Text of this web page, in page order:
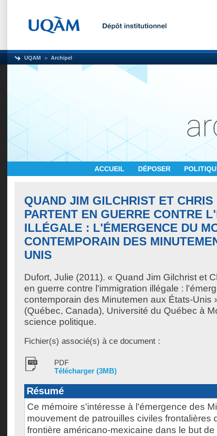
UQAM Archipel
ACCUEIL DÉPOSER
QUAND JIM GILCHRIST ET CHRIS
PARTENT EN GUERRE CONTRE
ILLÉGALE : L'ÉMERGENCE DU
CONTEMPORAIN DES
UNIS
Dufort, Julie (2011). « Quand Jim Gilchrist et
en guerre contre l'immigration illégale :
contemporain des Minutemen aux États-Unis
(Québec, Canada), Université du Québec à
science politique.
Fichier(s) associé(s) à ce document :
PDF
Télécharger (3MB)
Résumé
Ce mémoire s'intéresse à l'émergence des
mouvement de patrouilles civiles frontalières
frontière américano-mexicaine dans le but